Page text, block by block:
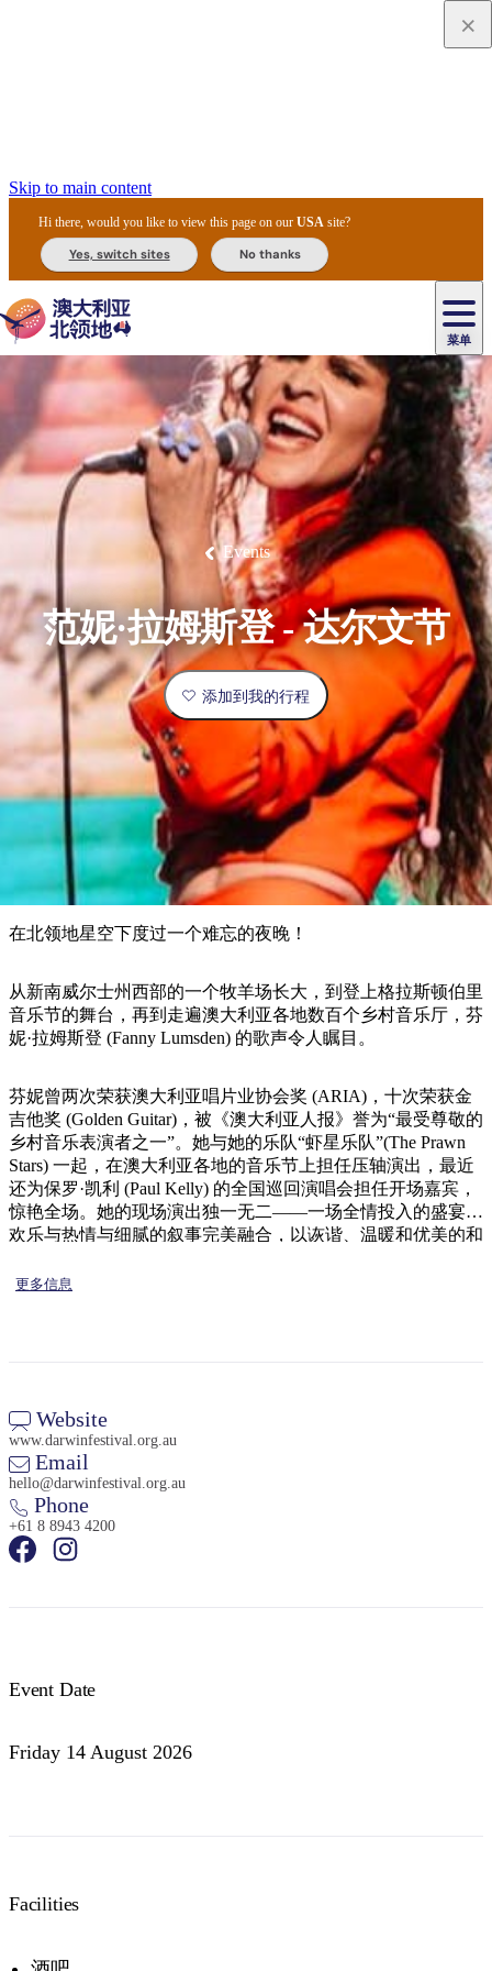
Skip to main content
Hi there, would you like to view this page on ourUSA site?
Yes, switch sites No thanks
菜单
主
导
景
点
最
受
欢
迎
目
的
地
内
陆
和
户
外
按
地
区
探
索
达
尔
文
爱
丽
斯
泉
乌
鲁
鲁
卡
卡
杜
国
家
公
园
李
治
菲
特
国
家
公
瓦
塔
卡
国
家
公
园
维
群
岛
东
阿
纳
姆
地
马
塔
兰
卡
温
泉
尼
特
米
鲁
克
国
家
公
园
卡
鲁
卡
鲁
魔
鬼
大
理
石
区
马
古
克
瀑
布
茨
奥
里
西
克
唐
家
公
园
活
动
体
验
旅
行
者
类
型
精
选
榜
单
住
民
文
化
体
验
美
食
攻
略
节
庆
与
活
动
户
外
和
探
险
自
然
和
野
生
动
植
历
史
和
遗
产
钓
鱼
高
端
旅
游
露
营
和
豪
华
野
旅
行
灵
感
规
划
您
旅
行
规
划
和
预
订
实
用
信
息
规
划
工
具
住
宿
导
游
陪
同
旅
程
租
车
和
交
通
搜
索:
Events
范妮·拉姆斯登 - 达尔文节
添加到我的行程
在北领地星空下度过一个难忘的夜晚！
从新南威尔士州西部的一个牧羊场长大，到登上格拉斯顿伯里
音乐节的舞台，再到走遍澳大利亚各地数百个乡村音乐厅，芬
妮·拉姆斯登 (Fanny Lumsden) 的歌声令人瞩目。
芬妮曾两次荣获澳大利亚唱片业协会奖 (ARIA)，十次荣获金
吉他奖 (Golden Guitar)，被《澳大利亚人报》誉为“最受尊敬的
乡村音乐表演者之一”。她与她的乐队“虾星乐队”(The Prawn
Stars) 一起，在澳大利亚各地的音乐节上担任压轴演出，最近
还为保罗·凯利 (Paul Kelly) 的全国巡回演唱会担任开场嘉宾，
惊艳全场。她的现场演出独一无二——一场全情投入的盛宴，
欢乐与热情与细腻的叙事完美融合，以诙谐、温暖和优美的和
更多信息
Website
www.darwinfestival.org.au
Email
hello@darwinfestival.org.au
Phone
+61 8 8943 4200
Event Date
Friday 14 August 2026
Facilities